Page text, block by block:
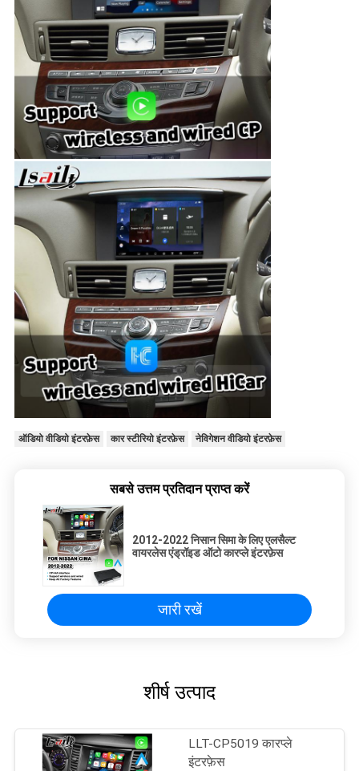
ऑडियो वीडियो इंटरफ़ेस कार स्टीरियो इंटरफ़ेस नेविगेशन वीडियो इंटरफ़ेस
सबसे उत्तम प्रतिदान प्राप्त करें
2012-2022 निसान सिमा के लिए एलसैल्ट
वायरलेस एंड्रॉइड ऑटो कारप्ले इंटरफ़ेस
जारी रखें
शीर्ष उत्पाद
LLT-CP5019 कारप्ले
इंटरफ़ेस